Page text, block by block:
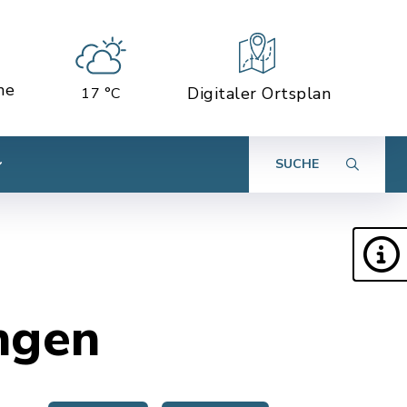
17 °C Digitaler Ortsplan
SUCHE